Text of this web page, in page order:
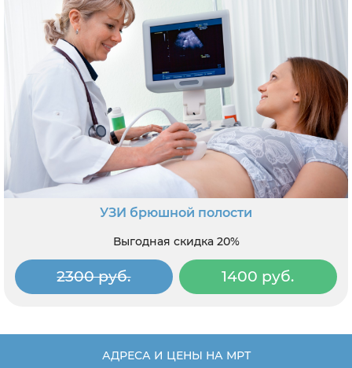
УЗИ брюшной полости
Выгодная скидка 20%
2300 руб. 1400 руб.
АДРЕСА И ЦЕНЫ НА МРТ